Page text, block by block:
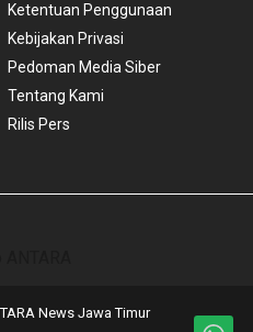
Ketentuan Penggunaan
Kebijakan Privasi
Pedoman Media Siber
Tentang Kami
Rilis Pers
News Jawa Timur